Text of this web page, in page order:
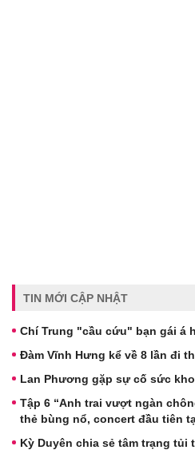
TIN MỚI CẬP NHẬT
Chí Trung "cầu cứu" bạn gái á
Đàm Vĩnh Hưng kể về 8 lần đi
Lan Phương gặp sự cố sức
Tập 6 “Anh trai vượt ngàn
thẻ bùng nổ, concert đầu tiên
Kỳ Duyên chia sẻ tâm trạng